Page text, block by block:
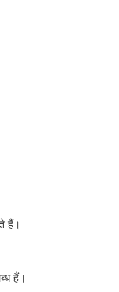
हैं।
हैं।